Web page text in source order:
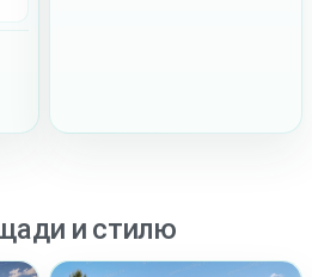
и стилю